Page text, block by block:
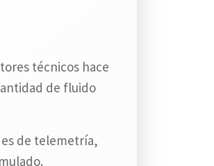
técnicos hace
de fluido
de telemetría,